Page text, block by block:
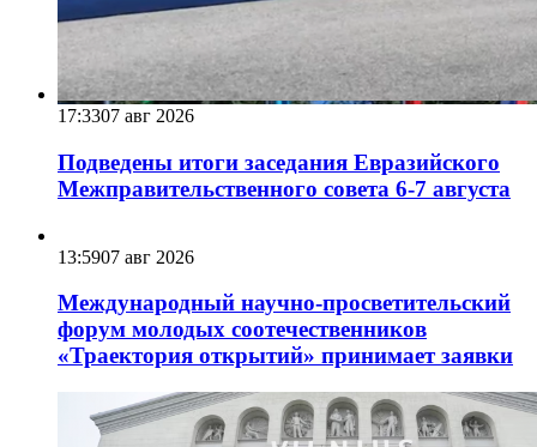
17:3307 авг 2026
Подведены итоги заседания Евразийского
Межправительственного совета 6-7 августа
13:5907 авг 2026
Международный научно-просветительский
форум молодых соотечественников
«Траектория открытий» принимает заявки